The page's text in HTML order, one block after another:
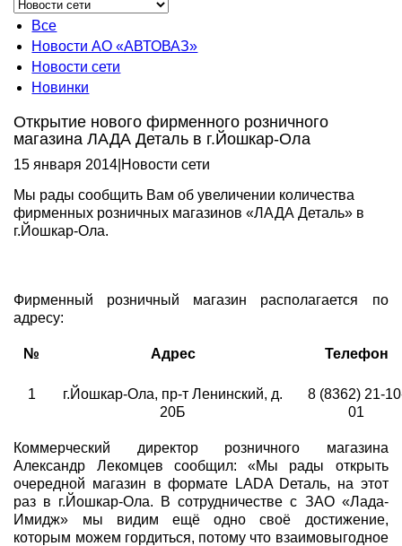
Все
Новости АО «АВТОВАЗ»
Новости сети
Новинки
Открытие нового фирменного розничного
магазина ЛАДА Деталь в г.Йошкар-Ола
15 января 2014 Новости сети
Мы рады сообщить Вам об увеличении количества
фирменных розничных магазинов «ЛАДА Деталь» в
г.Йошкар-Ола.
Фирменный розничный магазин располагается по
адресу:
№ Адрес Телефон
1
г.Йошкар-Ола, пр-т Ленинский, д.
20Б
8 (8362) 21-
01
Коммерческий директор розничного магазина
Александр Лекомцев сообщил: «Мы рады открыть
очередной магазин в формате LADA Dеталь, на этот
раз в г.Йошкар-Ола. В сотрудничестве с ЗАО «Лада-
Имидж» мы видим ещё одно своё достижение,
которым можем гордиться, потому что взаимовыгодное